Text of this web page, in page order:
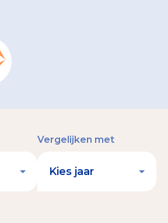
Vergelijken met